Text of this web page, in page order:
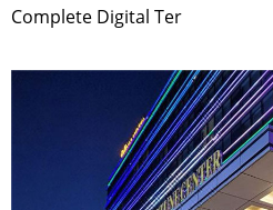
Complete Digital Ter